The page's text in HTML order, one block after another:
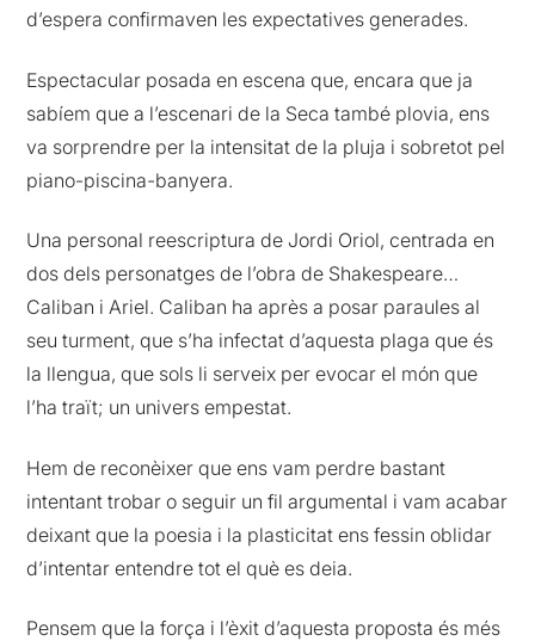
d’espera confirmaven les expectatives generades.
Espectacular posada en escena que, encara que ja
sabíem que a l’escenari de la Seca també plovia, ens
va sorprendre per la intensitat de la pluja i sobretot pel
piano-piscina-banyera.
Una personal reescriptura de Jordi Oriol, centrada en
dos dels personatges de l’obra de Shakespeare…
Caliban i Ariel. Caliban ha après a posar paraules al
seu turment, que s’ha infectat d’aquesta plaga que és
la llengua, que sols li serveix per evocar el món que
l’ha traït; un univers empestat.
Hem de reconèixer que ens vam perdre bastant
intentant trobar o seguir un fil argumental i vam acabar
deixant que la poesia i la plasticitat ens fessin oblidar
d’intentar entendre tot el què es deia.
Pensem que la força i l’èxit d’aquesta proposta és més